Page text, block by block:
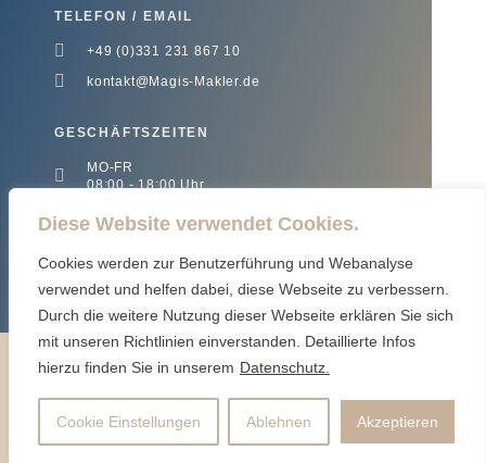
Diese Website verwendet Cookies.
Cookies werden zur Benutzerführung und Webanalyse
verwendet und helfen dabei, diese Webseite zu verbessern.
Durch die weitere Nutzung dieser Webseite erklären Sie sich
mit unseren Richtlinien einverstanden. Detaillierte Infos
hierzu finden Sie in unserem Datenschutz.
Cookie Einstellungen Ablehnen Akzeptieren
TELEFON / EMAIL
+49 (0)331 231 867 10
kontakt@Magis-Makler.de
GESCHÄFTSZEITEN
MO-FR
08:00 - 18:00 Uhr
Copyright 2026 - Magis Makler GmbH